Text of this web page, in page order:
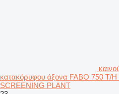
κατακόρυφου άξονα FABO 750 T/
SCREENING PLANT